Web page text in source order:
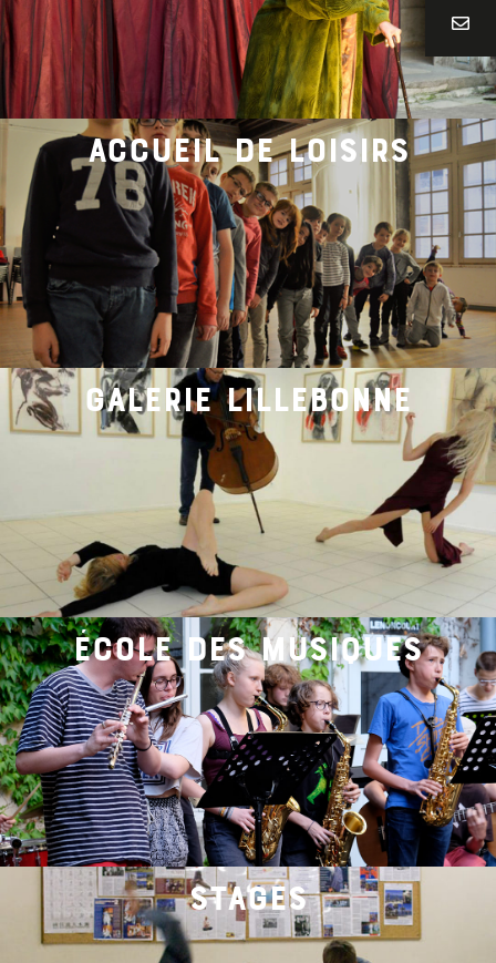
accueil de loisirs
galerie lillebonne
école des musiques
stages